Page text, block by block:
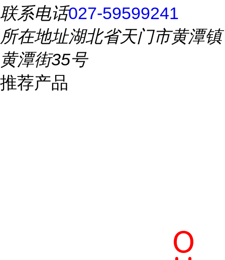
联系电话027-59599241
所在地址湖北省天门市黄潭镇
黄潭街35号
推荐产品